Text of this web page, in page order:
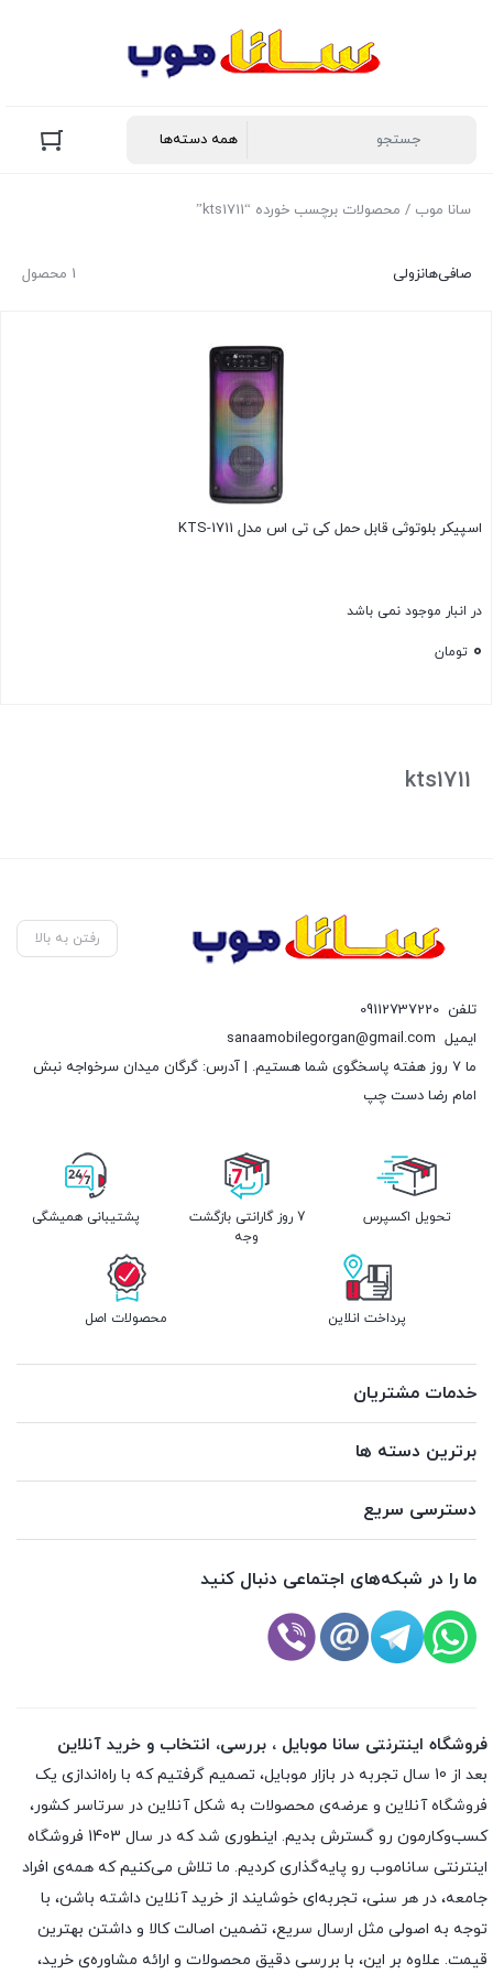
سانا موب / محصولات برچسب خورده “kts1711”
1 محصول صافی‌هانزولی
اسپیکر بلوتوثی قابل حمل کی تی اس مدل KTS-1711
در انبار موجود نمی باشد
0 تومان
kts1711
رفتن به بالا
تلفن 09112737220
ایمیل sanaamobilegorgan@gmail.com
ما 7 روز هفته پاسخگوی شما هستیم. | آدرس: گرگان میدان سرخواجه نبش
امام رضا دست چپ
تحویل اکسپرس
7 روز گارانتی بازگشت
وجه
پشتیبانی همیشگی
پرداخت انلاین محصولات اصل
خدمات مشتریان
برترین دسته ها
دسترسی سریع
ما را در شبکه‌های اجتماعی دنبال کنید
فروشگاه اینترنتی سانا موبایل ، بررسی، انتخاب و خرید آنلاین
بعد از 10 سال تجربه در بازار موبایل، تصمیم گرفتیم که با راه‌اندازی یک
فروشگاه آنلاین و عرضه‌ی محصولات به شکل آنلاین در سرتاسر کشور،
کسب‌وکارمون رو گسترش بدیم. اینطوری شد که در سال 1403 فروشگاه
اینترنتی ساناموب رو پایه‌گذاری کردیم. ما تلاش می‌کنیم که همه‌ی افراد
جامعه، در هر سنی، تجربه‌ای خوشایند از خرید آنلاین داشته باشن، با
توجه به اصولی مثل ارسال سریع، تضمین اصالت کالا و داشتن بهترین
قیمت. علاوه بر این، با بررسی دقیق محصولات و ارائه مشاوره‌ی خرید،